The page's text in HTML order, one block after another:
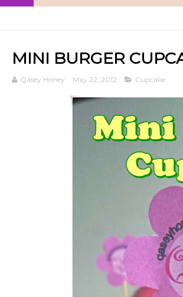
MINI BURGER
Qasey Honey May 22, 2012 Cupcake